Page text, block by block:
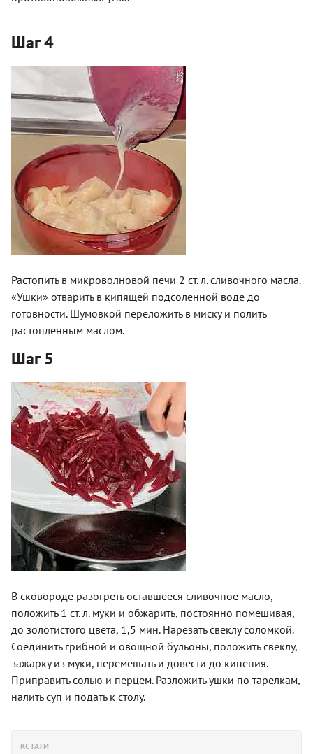
Шаг 4
Растопить в микроволновой печи 2 ст. л. сливочного масла.
«Ушки» отварить в кипящей подсоленной воде до
готовности. Шумовкой переложить в миску и полить
растопленным маслом.
Шаг 5
В сковороде разогреть оставшееся сливочное масло,
положить 1 ст. л. муки и обжарить, постоянно помешивая,
до золотистого цвета, 1,5 мин. Нарезать свеклу соломкой.
Соединить грибной и овощной бульоны, положить свеклу,
зажарку из муки, перемешать и довести до кипения.
Приправить солью и перцем. Разложить ушки по тарелкам,
налить суп и подать к столу.
КСТАТИ